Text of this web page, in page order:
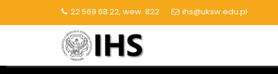
22 569 68 22, wew. 822 ihs@uksw.edu.pl